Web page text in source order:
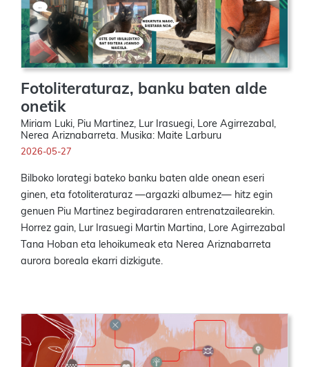
Fotoliteraturaz, banku baten alde
onetik
Miriam Luki, Piu Martinez, Lur Irasuegi, Lore Agirrezabal,
Nerea Ariznabarreta. Musika: Maite Larburu
2026-05-27
Bilboko lorategi bateko banku baten alde onean eseri
ginen, eta fotoliteraturaz —argazki albumez— hitz egin
genuen Piu Martinez begiradararen entrenatzailearekin.
Horrez gain, Lur Irasuegi Martin Martina, Lore Agirrezabal
Tana Hoban eta lehoikumeak eta Nerea Ariznabarreta
aurora boreala ekarri dizkigute.